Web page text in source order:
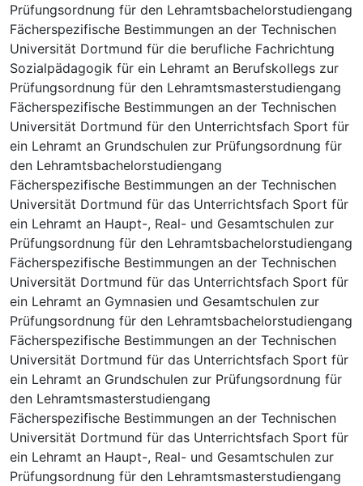
Prüfungsordnung für den Lehramtsbachelorstudiengang
Fächerspezifische Bestimmungen an der Technischen
Universität Dortmund für die berufliche Fachrichtung
Sozialpädagogik für ein Lehramt an Berufskollegs zur
Prüfungsordnung für den Lehramtsmasterstudiengang
Fächerspezifische Bestimmungen an der Technischen
Universität Dortmund für den Unterrichtsfach Sport für
ein Lehramt an Grundschulen zur Prüfungsordnung für
den Lehramtsbachelorstudiengang
Fächerspezifische Bestimmungen an der Technischen
Universität Dortmund für das Unterrichtsfach Sport für
ein Lehramt an Haupt-, Real- und Gesamtschulen zur
Prüfungsordnung für den Lehramtsbachelorstudiengang
Fächerspezifische Bestimmungen an der Technischen
Universität Dortmund für das Unterrichtsfach Sport für
ein Lehramt an Gymnasien und Gesamtschulen zur
Prüfungsordnung für den Lehramtsbachelorstudiengang
Fächerspezifische Bestimmungen an der Technischen
Universität Dortmund für das Unterrichtsfach Sport für
ein Lehramt an Grundschulen zur Prüfungsordnung für
den Lehramtsmasterstudiengang
Fächerspezifische Bestimmungen an der Technischen
Universität Dortmund für das Unterrichtsfach Sport für
ein Lehramt an Haupt-, Real- und Gesamtschulen zur
Prüfungsordnung für den Lehramtsmasterstudiengang